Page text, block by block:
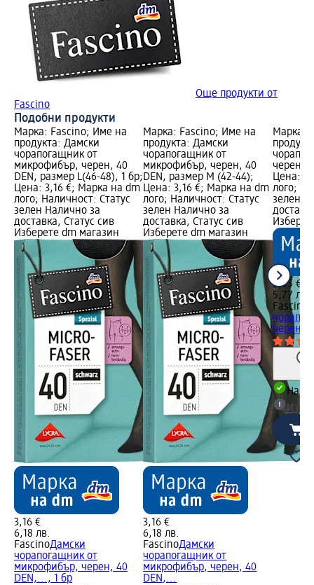
Още продукти от
Fascino
Подобни продукти
Марка: Fascino; Име на
продукта: Дамски
чорапогащник от
микрофибър, черен, 40
DEN, размер L(46-48), 1 бр;
Цена: 3,16 €; Марка на dm
лого; Наличност: Статус
зелен Налично за
доставка, Статус сив
Изберете dm магазин
3,16 €
6,18 лв.
FascinoДамски
чорапогащник от
микрофибър, черен, 40
DEN,..., 1 бр
Марка: Fascino; Име на
продукта: Дамски
чорапогащник от
микрофибър, черен, 40
DEN, размер M (42-44);
Цена: 3,16 €; Марка на dm
лого; Наличност: Статус
зелен Налично за
доставка, Статус сив
Изберете dm магазин
3,16 €
6,18 лв.
FascinoДамски
чорапогащник от
микрофибър, черен, 40
DEN,...
Марка:
Цена:
лого;
зелен
2,95 €
5,77 лв.
Fascino